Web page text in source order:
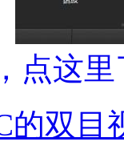
点这
的双